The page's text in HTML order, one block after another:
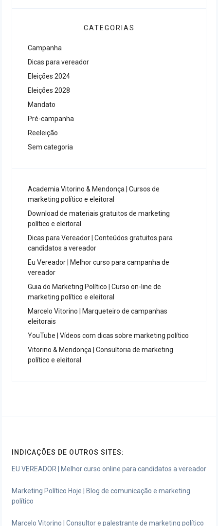
CATEGORIAS
Campanha
Dicas para vereador
Eleições 2024
Eleições 2028
Mandato
Pré-campanha
Reeleição
Sem categoria
Academia Vitorino & Mendonça | Cursos de
marketing político e eleitoral
Download de materiais gratuitos de marketing
político e eleitoral
Dicas para Vereador | Conteúdos gratuitos para
candidatos a vereador
Eu Vereador | Melhor curso para campanha de
vereador
Guia do Marketing Político | Curso on-line de
marketing político e eleitoral
Marcelo Vitorino | Marqueteiro de campanhas
eleitorais
YouTube | Vídeos com dicas sobre marketing político
Vitorino & Mendonça | Consultoria de marketing
político e eleitoral
INDICAÇÕES DE OUTROS SITES:
EU VEREADOR | Melhor curso online para candidatos a vereador
Marketing Político Hoje | Blog de comunicação e marketing
político
Marcelo Vitorino | Consultor e palestrante de marketing político